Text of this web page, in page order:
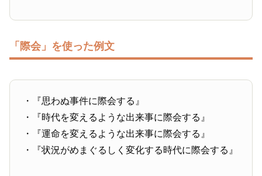
「際会」を使った例文
・『思わぬ事件に際会する』
・『時代を変えるような出来事に際会する』
・『運命を変えるような出来事に際会する』
・『状況がめまぐるしく変化する時代に際会する』